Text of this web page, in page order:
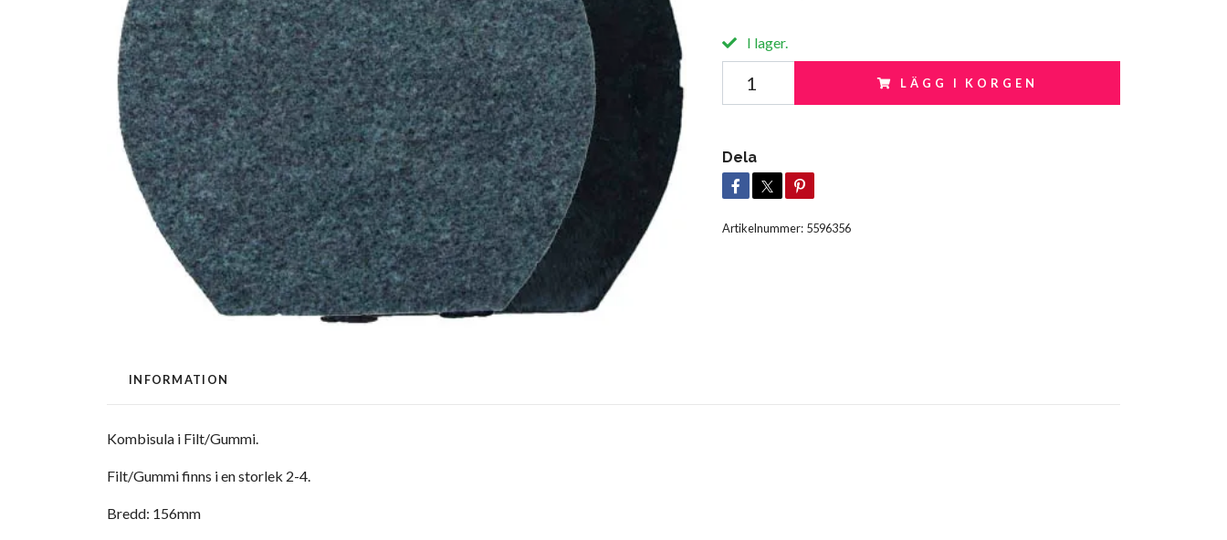
I lager.
LÄGG I KORGEN
Dela
Artikelnummer: 5596356
INFORMATION
Kombisula i Filt/Gummi.
Filt/Gummi finns i en storlek 2-4.
Bredd: 156mm